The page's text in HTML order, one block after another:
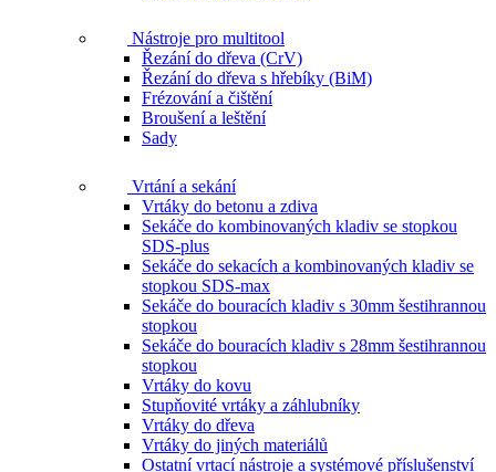
Nástroje pro multitool
Řezání do dřeva (CrV)
Řezání do dřeva s hřebíky (BiM)
Frézování a čištění
Broušení a leštění
Sady
Vrtání a sekání
Vrtáky do betonu a zdiva
Sekáče do kombinovaných kladiv se stopkou
SDS-plus
Sekáče do sekacích a kombinovaných kladiv se
stopkou SDS-max
Sekáče do bouracích kladiv s 30mm šestihrannou
stopkou
Sekáče do bouracích kladiv s 28mm šestihrannou
stopkou
Vrtáky do kovu
Stupňovité vrtáky a záhlubníky
Vrtáky do dřeva
Vrtáky do jiných materiálů
Ostatní vrtací nástroje a systémové příslušenství